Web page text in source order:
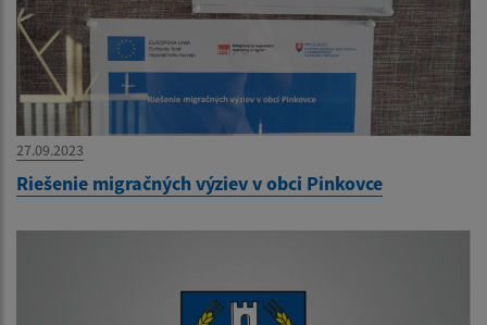
27.09.2023
Riešenie migračných výziev v obci Pinkovce